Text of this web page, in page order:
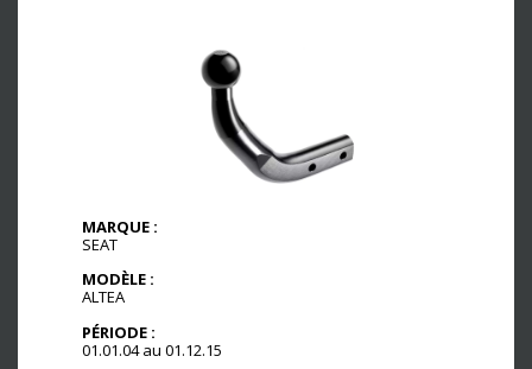
MARQUE :
SEAT
MODÈLE :
ALTEA
PÉRIODE :
01.01.04 au 01.12.15